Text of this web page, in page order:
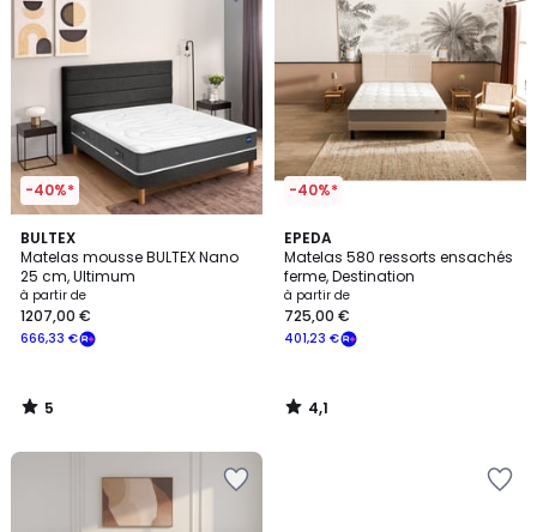
-40%*
BULTEX
Matelas mousse BULTEX Nano
25 cm, Ultimum
à partir de
666,33 €
1207,00 €
5
/
5
5
/
-40%*
EPEDA
Matelas 580 ressorts ensachés
ferme, Destination
à partir de
401,23 €
725,00 €
4,1
/ 5
4,1
/